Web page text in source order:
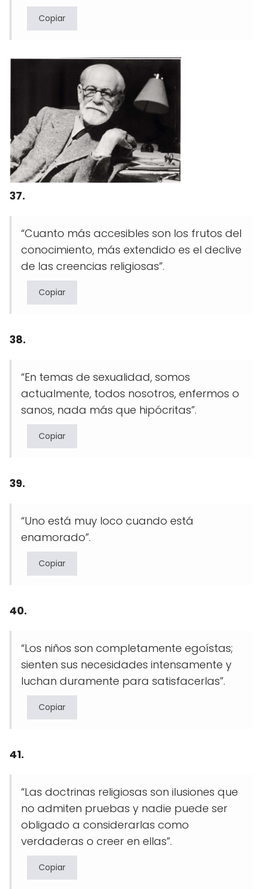
Copiar
37.
“Cuanto más accesibles son los frutos del
conocimiento, más extendido es el declive
de las creencias religiosas”.
Copiar
38.
“En temas de sexualidad, somos
actualmente, todos nosotros, enfermos o
sanos, nada más que hipócritas”.
Copiar
39.
“Uno está muy loco cuando está
enamorado”.
Copiar
40.
“Los niños son completamente egoístas;
sienten sus necesidades intensamente y
luchan duramente para satisfacerlas”.
Copiar
41.
“Las doctrinas religiosas son ilusiones que
no admiten pruebas y nadie puede ser
obligado a considerarlas como
verdaderas o creer en ellas”.
Copiar